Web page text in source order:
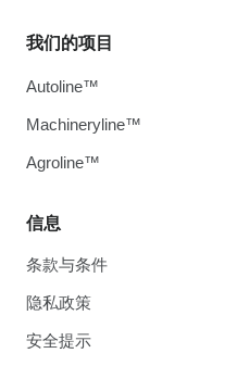
信息
条款与条件
隐私政策
安全提示
我们的项目
Autoline™
Machineryline™
Agroline™